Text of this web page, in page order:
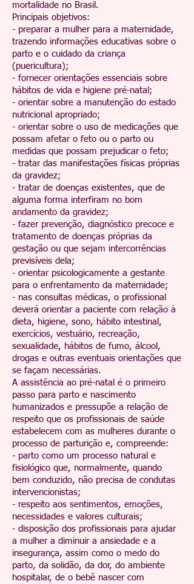
mortalidade no Brasil.
Principais objetivos:
- preparar a mulher para a maternidade,
trazendo informações educativas sobre o
parto e o cuidado da criança
(puericultura);
- fornecer orientações essenciais sobre
hábitos de vida e higiene pré-natal;
- orientar sobre a manutenção do estado
nutricional apropriado;
- orientar sobre o uso de medicações que
possam afetar o feto ou o parto ou
medidas que possam prejudicar o feto;
- tratar das manifestações físicas próprias
da gravidez;
- tratar de doenças existentes, que de
alguma forma interfiram no bom
andamento da gravidez;
- fazer prevenção, diagnóstico precoce e
tratamento de doenças próprias da
gestação ou que sejam intercorrências
previsíveis dela;
- orientar psicologicamente a gestante
para o enfrentamento da maternidade;
- nas consultas médicas, o profissional
deverá orientar a paciente com relação à
dieta, higiene, sono, hábito intestinal,
exercícios, vestuário, recreação,
sexualidade, hábitos de fumo, álcool,
drogas e outras eventuais orientações que
se façam necessárias.
A assistência ao pré-natal é o primeiro
passo para parto e nascimento
humanizados e pressupõe a relação de
respeito que os profissionais de saúde
estabelecem com as mulheres durante o
processo de parturição e, compreende:
- parto como um processo natural e
fisiológico que, normalmente, quando
bem conduzido, não precisa de condutas
intervencionistas;
- respeito aos sentimentos, emoções,
necessidades e valores culturais;
- disposição dos profissionais para ajudar
a mulher a diminuir a ansiedade e a
insegurança, assim como o medo do
parto, da solidão, da dor, do ambiente
hospitalar, de o bebê nascer com